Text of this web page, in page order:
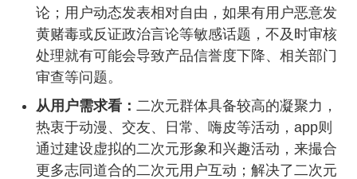
论；用户动态发表相对自由，如果有用户恶意发
黄赌毒或反证政治言论等敏感话题，不及时审核
处理就有可能会导致产品信誉度下降、相关部门
审查等问题。
从用户需求看： 二次元群体具备较高的凝聚力，
热衷于动漫、交友、日常、嗨皮等活动，app则
通过建设虚拟的二次元形象和兴趣活动，来撮合
更多志同道合的二次元用户互动；解决了二次元